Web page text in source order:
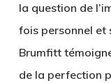
la question de
fois personnel et
Brumfitt
de la perfection